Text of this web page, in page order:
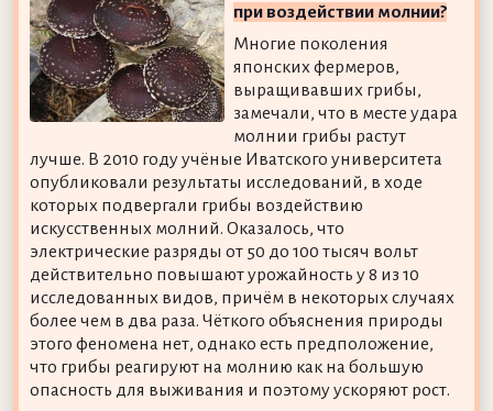
при воздействии молнии?
Многие поколения
японских фермеров,
выращивавших грибы,
замечали, что в месте удара
молнии грибы растут
лучше. В 2010 году учёные Иватского университета
опубликовали результаты исследований, в ходе
которых подвергали грибы воздействию
искусственных молний. Оказалось, что
электрические разряды от 50 до 100 тысяч вольт
действительно повышают урожайность у 8 из 10
исследованных видов, причём в некоторых случаях
более чем в два раза. Чёткого объяснения природы
этого феномена нет, однако есть предположение,
что грибы реагируют на молнию как на большую
опасность для выживания и поэтому ускоряют рост.